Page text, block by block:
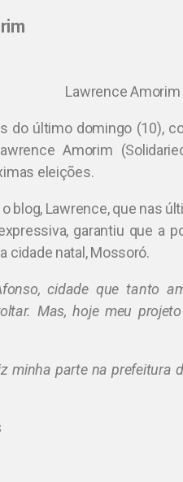
Lawrence
do último domingo (10),
Amorim
eleições.
blog, Lawrence, que nas
garantiu que a
cidade natal, Mossoró.
cidade que tanto
Mas, hoje meu
minha parte na prefeitura